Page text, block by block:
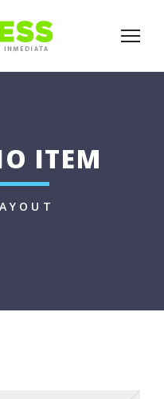
ITEM